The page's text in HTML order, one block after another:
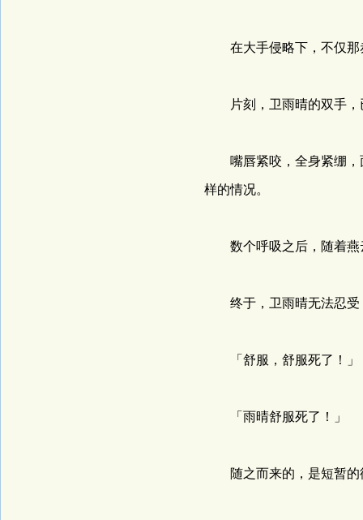
在大手侵略下，不仅那
片刻，卫雨晴的双手，
嘴唇紧咬，全身紧绷，
样的情况。
数个呼吸之后，随着燕
终于，卫雨晴无法忍受
「舒服，舒服死了！」
「雨晴舒服死了！」
随之而来的，是短暂的